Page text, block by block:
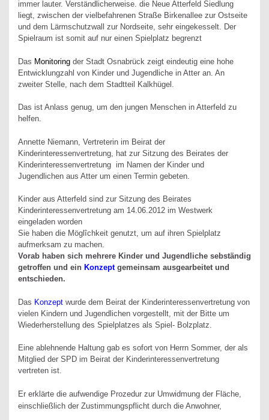
immer lauter. Verständlicherweise. die Neue Atterfeld Siedlung
liegt, zwischen der vielbefahrenen Straße Birkenallee zur Ostseite
und dem Lärmschutzwall zur Nordseite, sehr eingekesselt. Der
Spielraum ist somit auf nur einen Spielplatz begrenzt
Das Monitoring der Stadt Osnabrück zeigt eindeutig eine hohe
Entwicklungzahl von Kinder und Jugendliche in Atter an. An
zweiter Stelle, nach dem Stadtteil Kalkhügel.
Das ist Anlass genug, um den jungen Menschen in Atterfeld zu
helfen.
Annette Niemann, Vertreterin im Beirat der
Kinderinteressenvertretung, hat zur Sitzung des Beirates der
Kinderinteressenvertretung im Namen der Kinder und
Jugendlichen aus Atter um einen Termin gebeten.
Kinder aus Atterfeld sind zur Sitzung des Beirates
Kinderinteressenvertretung am 14.06.2012 im Westwerk
eingeladen worden
Sie haben die Möglîchkeit genutzt, um auf ihren Spielplatz
aufmerksam zu machen.
Vorab haben sich mehrere Kinder und Jugendliche sebständig
getroffen und ein Konzept gemeinsam ausgearbeitet und
entschieden.
Das Konzept wurde dem Beirat der Kinderinteressenvertretung von
vielen Kindern und Jugendlichen vorgestellt, mit der Bitte um
Wiederherstellung des Spielplatzes als Spiel- Bolzplatz.
Eine ablehnende Haltung gab es sofort von Herrn Sommer, der als
Mitglied der SPD im Beirat der Kinderinteressenvertretung
vertreten ist.
Er erklärte die aufwendige Prozedur zur Umwidmung der Fläche,
einschließlich der Zustimmungspflicht durch die Anwohner,